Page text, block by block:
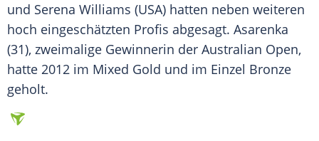
und Serena Williams (USA) hatten neben weiteren
hoch eingeschätzten Profis abgesagt. Asarenka
(31), zweimalige Gewinnerin der Australian Open,
hatte 2012 im Mixed Gold und im Einzel Bronze
geholt.